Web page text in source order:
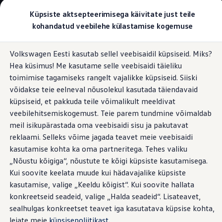
Küpsiste aktsepteerimisega käivitate just teile
kohandatud veebilehe külastamise kogemuse
Volkswagen Eesti kasutab sellel veebisaidil küpsiseid. Miks?
Hea küsimus! Me kasutame selle veebisaidi täieliku
toimimise tagamiseks rangelt vajalikke küpsiseid. Siiski
võidakse teie eelneval nõusolekul kasutada täiendavaid
küpsiseid, et pakkuda teile võimalikult meeldivat
veebilehitsemiskogemust. Teie parem tundmine võimaldab
meil isikupärastada oma veebisaidi sisu ja pakutavat
reklaami. Selleks võime jagada teavet meie veebisaidi
kasutamise kohta ka oma partneritega. Tehes valiku
„Nõustu kõigiga“, nõustute te kõigi küpsiste kasutamisega.
Kui soovite keelata muude kui hädavajalike küpsiste
kasutamise, valige „Keeldu kõigist“. Kui soovite hallata
konkreetseid seadeid, valige „Halda seadeid“. Lisateavet,
sealhulgas konkreetset teavet iga kasutatava küpsise kohta,
leiate meie küpsisepoliitikast.
põhisisu
juurde
jaluse
juurde
Valige oma Volkswagen
Mudelid ja konfiguraator
Uus ID. Cross
Konfigureeri
Volkswageni tarbesõidukid. Igaks ülesandeks valmis
Volkswagen laoautode e-pood
Pakkumised ja teenused
Juubelipakkumine
Autovahetus
Garantii
Volkswagen laoautode e-pood
Tasuta registreerimistasu sinu uuele Volkswagenile!
Tiguani pistikhübriid
Elektriautod ja hübriidautod
Golf eHybrid
Tiguan eHybrid
Passat eHybrid
Tayron eHybrid
Touareg eHybrid
Ära iial ütle iial
ID. teadmised
Istmevõimalused
Kaitskeoma selga ja
vähendage stressi
Pikk tööpäev juhiistmel on üsna kurnav. Ning kui teie kael
on kange ja selg haige, langevad tõenäoliselt nii teie
meeleolu kui ka keskendumisvõime. Selle vältimiseks saate
valida oma Crafterle viie erineva istme vahel.